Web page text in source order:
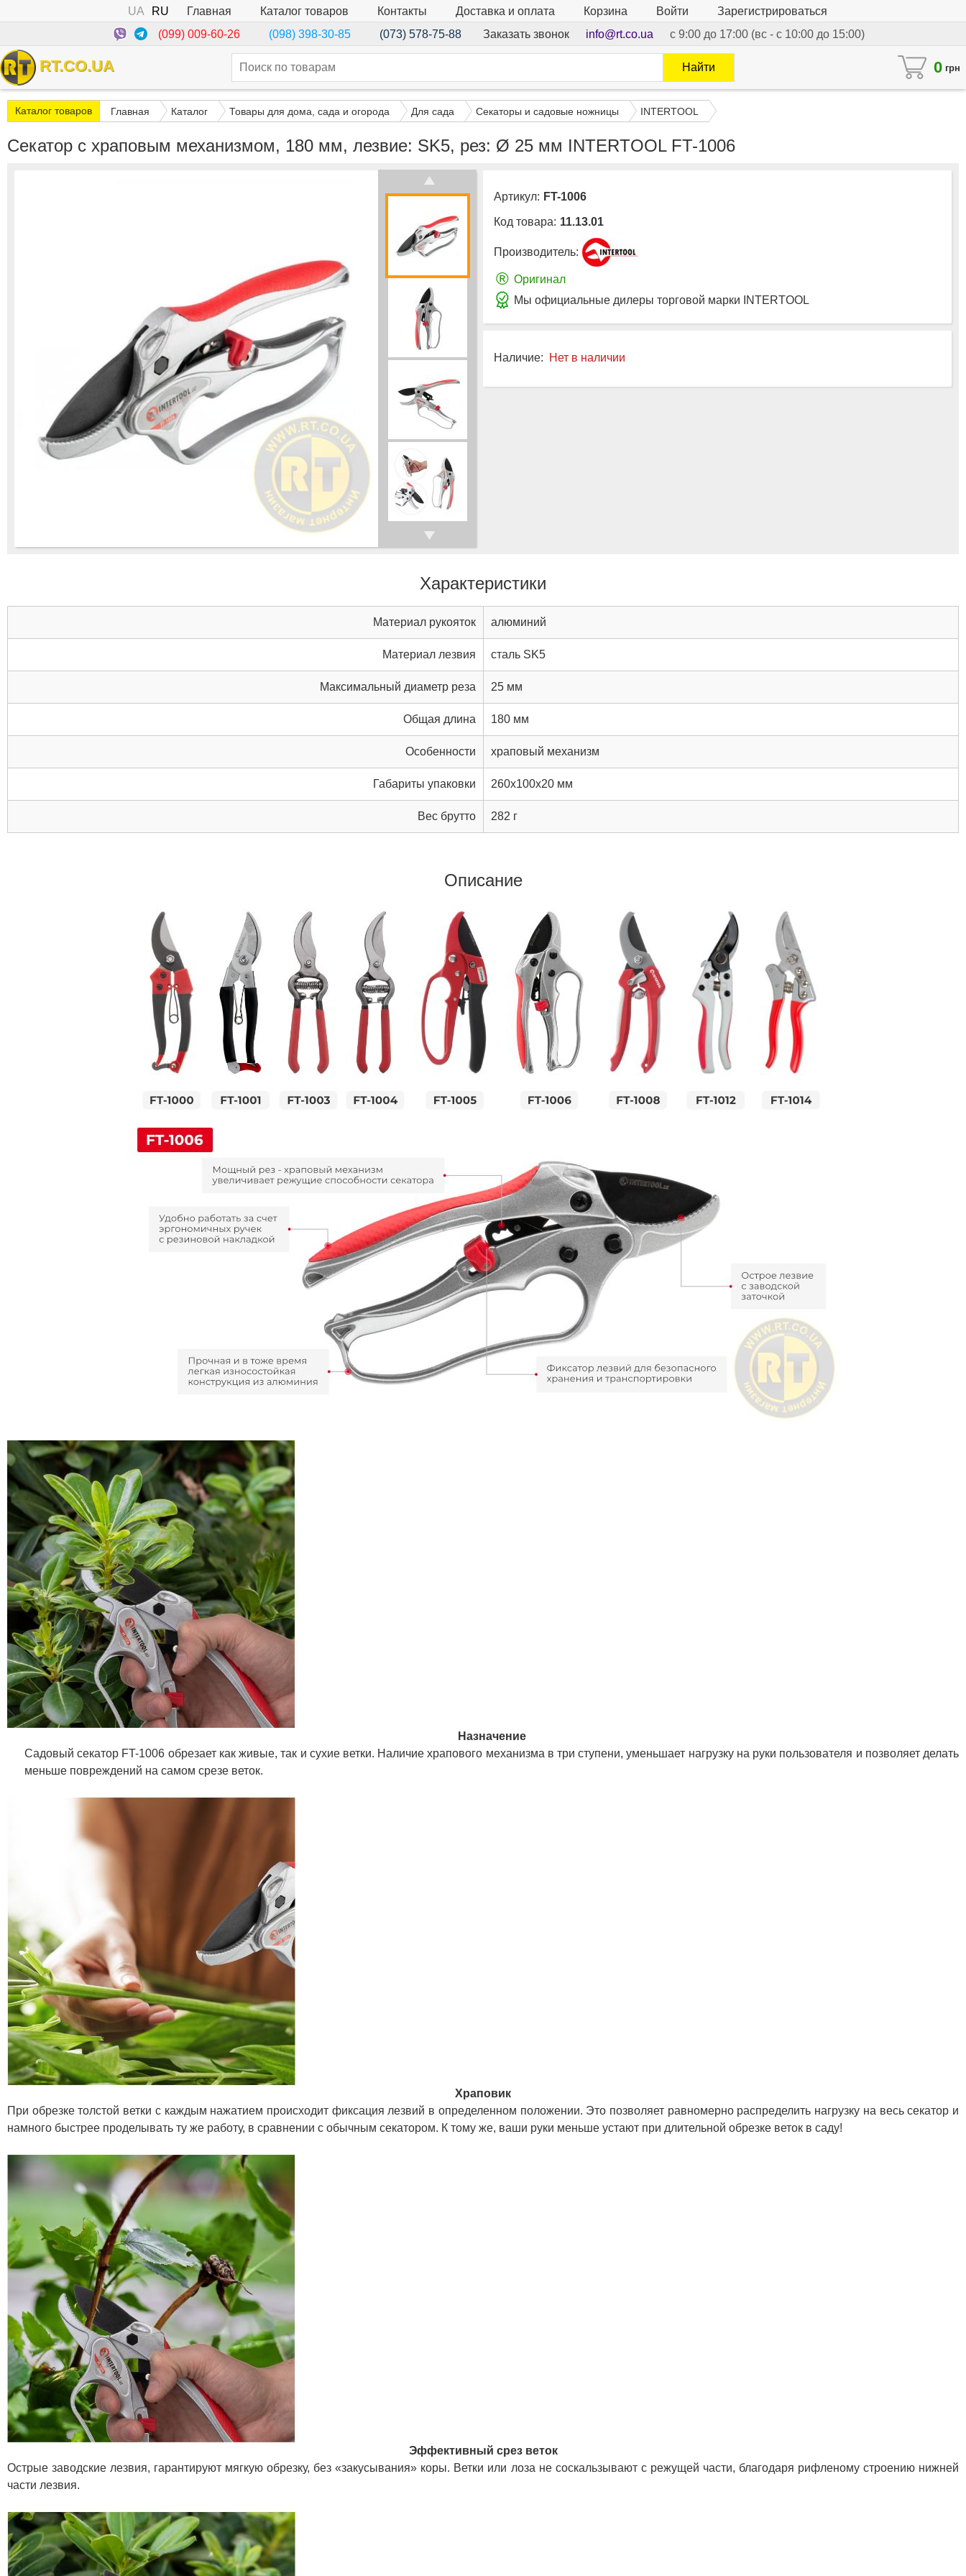
UA RU Главная Каталог товаров Контакты Доставка и оплата Корзина Войти
Зарегистрироваться
(099) 009-60-26
(098) 398-30-85 (073) 578-75-88 Заказать звонок info@rt.co.ua с 9:00 до 17:00 (вс - с 10:00 до 15:00)
RT.CO.UA 0 грн
Найти
Каталог товаров Главная Каталог Товары для дома, сада и огорода Для сада Секаторы и садовые ножницы INTERTOOL
Секатор с храповым механизмом, 180 мм, лезвие: SK5, рез: Ø 25 мм INTERTOOL FT-1006
Артикул: FT-1006
Код товара: 11.13.01
Производитель:
® Оригинал
Мы официальные дилеры торговой марки INTERTOOL
Наличие: Нет в наличии
Характеристики
Материал рукояток алюминий
Материал лезвия сталь SK5
Максимальный диаметр реза 25 мм
Общая длина 180 мм
Особенности храповый механизм
Габариты упаковки 260x100x20 мм
Вес брутто 282 г
Описание
Назначение
Садовый секатор FT-1006 обрезает как живые, так и сухие ветки. Наличие храпового механизма в три ступени, уменьшает нагрузку на руки пользователя и позволяет делать
меньше повреждений на самом срезе веток.
Храповик
При обрезке толстой ветки с каждым нажатием происходит фиксация лезвий в определенном положении. Это позволяет равномерно распределить нагрузку на весь секатор и
намного быстрее проделывать ту же работу, в сравнении с обычным секатором. К тому же, ваши руки меньше устают при длительной обрезке веток в саду!
Эффективный срез веток
Острые заводские лезвия, гарантируют мягкую обрезку, без «закусывания» коры. Ветки или лоза не соскальзывают с режущей части, благодаря рифленому строению нижней
части лезвия.